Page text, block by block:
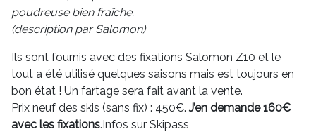
poudreuse bien fraîche.
(description par Salomon)
Ils sont fournis avec des fixations Salomon Z10 et le
tout a été utilisé quelques saisons mais est toujours en
bon état ! Un fartage sera fait avant la vente.
Prix neuf des skis (sans fix) : 450€. J’en demande 160€
avec les fixations.Infos sur Skipass